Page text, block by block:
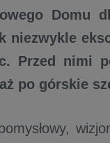
Domu
niezwykle
Przed nimi
po górskie